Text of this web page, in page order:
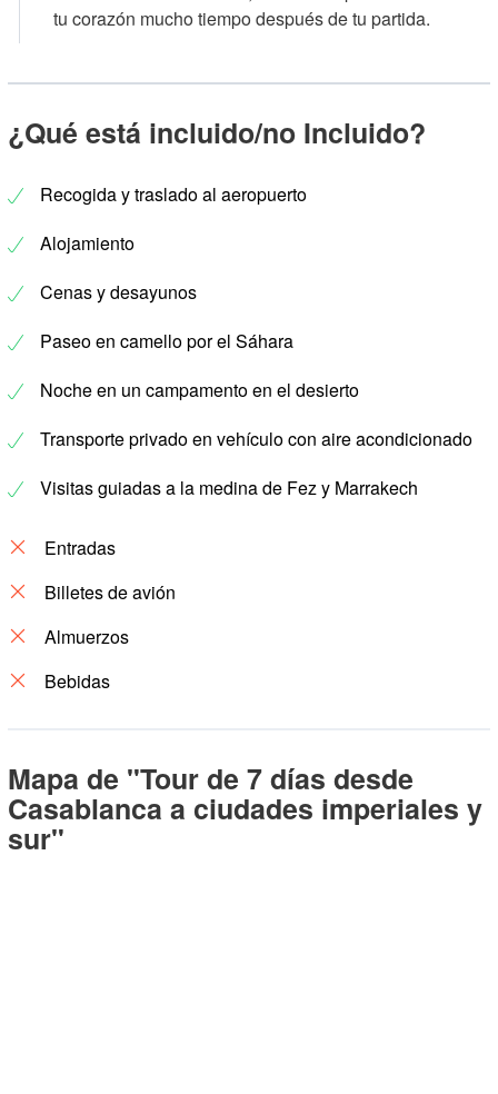
tu corazón mucho tiempo después de tu partida.
¿Qué está incluido/no Incluido?
Recogida y traslado al aeropuerto
Alojamiento
Cenas y desayunos
Paseo en camello por el Sáhara
Noche en un campamento en el desierto
Transporte privado en vehículo con aire acondicionado
Visitas guiadas a la medina de Fez y Marrakech
Entradas
Billetes de avión
Almuerzos
Bebidas
Mapa de "Tour de 7 días desde
Casablanca a ciudades imperiales y
sur"